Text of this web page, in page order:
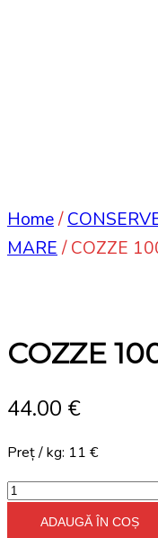
Home/
MARE/ COZZE
COZZE
44.00 €
Preț / kg: 11 €
COZZE
1000grADAUGĂ ÎN COȘ